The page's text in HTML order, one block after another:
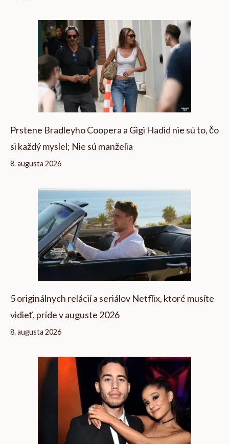
Prstene Bradleyho Coopera a Gigi Hadid nie sú to, čo
si každý myslel; Nie sú manželia
8. augusta 2026
5 originálnych relácií a seriálov Netflix, ktoré musíte
vidieť, príde v auguste 2026
8. augusta 2026